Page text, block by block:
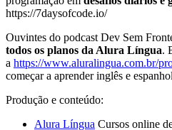
https://7daysofcode.io/
Ouvintes do podcast Dev Sem
todos os planos da Alura Língua.
a https://www.aluralingua.com.br/
começar a aprender inglês e
Produção e conteúdo:
Alura Língua Cursos online